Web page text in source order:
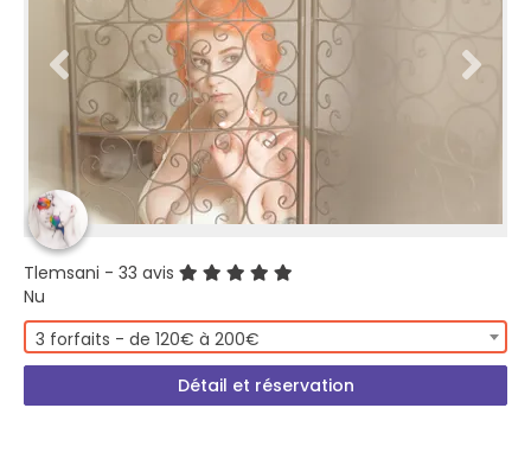
Tlemsani - 33 avis
Nu
3 forfaits - de 120€ à 200€
Détail et réservation